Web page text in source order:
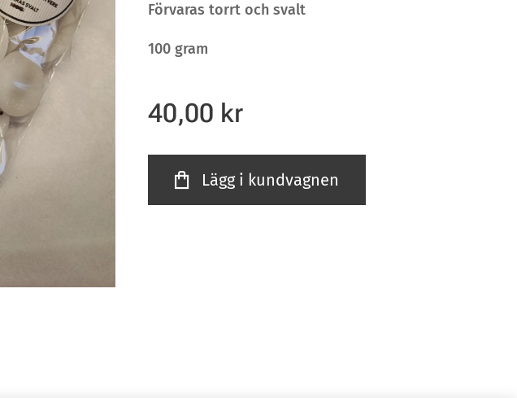
Förvaras torrt och svalt
100 gram
40,00 kr
Lägg i kundvagnen